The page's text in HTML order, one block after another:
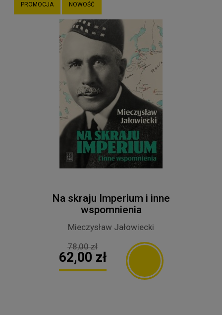
Na skraju Imperium i inne
wspomnienia
Mieczysław Jałowiecki
78,00 zł
62,00 zł
PROMOCJA NOWOŚĆ